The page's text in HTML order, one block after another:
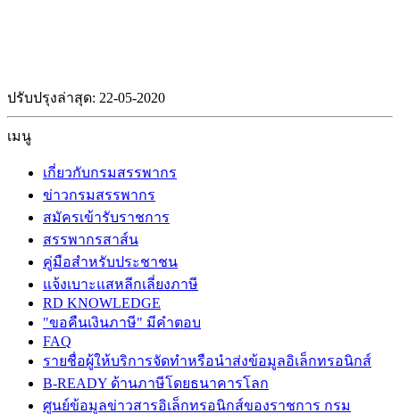
ปรับปรุงล่าสุด: 22-05-2020
เมนู
เกี่ยวกับกรมสรรพากร
ข่าวกรมสรรพากร
สมัครเข้ารับราชการ
สรรพากรสาส์น
คู่มือสำหรับประชาชน
แจ้งเบาะแสหลีกเลี่ยงภาษี
RD KNOWLEDGE
"ขอคืนเงินภาษี" มีคำตอบ
FAQ
รายชื่อผู้ให้บริการจัดทำหรือนำส่งข้อมูลอิเล็กทรอนิกส์
B-READY ด้านภาษีโดยธนาคารโลก
ศูนย์ข้อมูลข่าวสารอิเล็กทรอนิกส์ของราชการ กรม